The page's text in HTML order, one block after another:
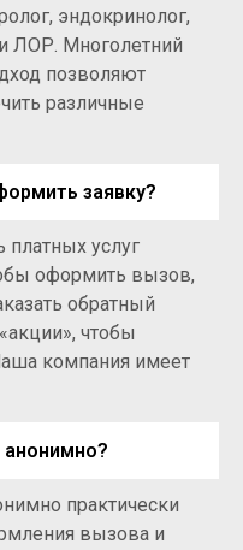
эндокринолог,
ЛОР. Многолетний
позволяют
различные
заявку?
услуг
оформить вызов,
обратный
чтобы
компания имеет
анонимно?
практически
вызова и